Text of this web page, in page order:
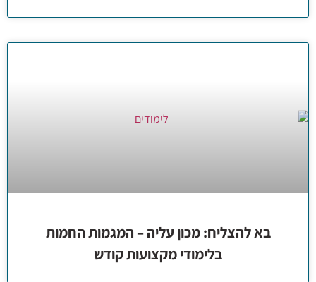
בא להצליח: מכון עליה – המגמות החמות
בלימודי מקצועות קודש